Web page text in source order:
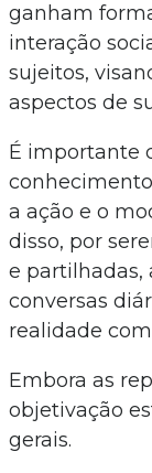
ganham
interação
sujeitos,
aspectos de
É importante
a ação e o
disso, por
e partilhadas,
conversas
realidade
Embora as
objetivação
gerais.